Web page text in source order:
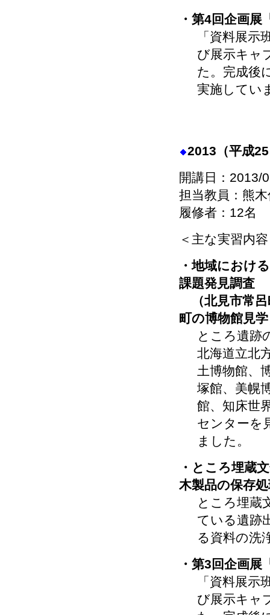
・第4回企画
「資料展
び展示キャ
た。完成後
実施してい
2013（平成
開講日：2013/
担当教員：熊
履修者：12名
＜主な実習内
・地域におけ
課題発見調査
（北見市常呂
町の博物館見
ところ遺跡
北海道立北
土博物館、
塚館、美幌
館、知床世
センターを
ました。
・ところ埋蔵
木製品の保存
ところ埋蔵
ている遺跡
る資料の洗
・第3回企画
「資料展
び展示キャ